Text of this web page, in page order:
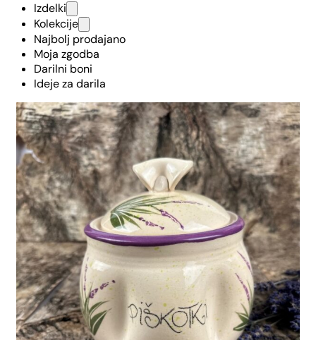
Izdelki
Kolekcije
Najbolj prodajano
Moja zgodba
Darilni boni
Ideje za darila